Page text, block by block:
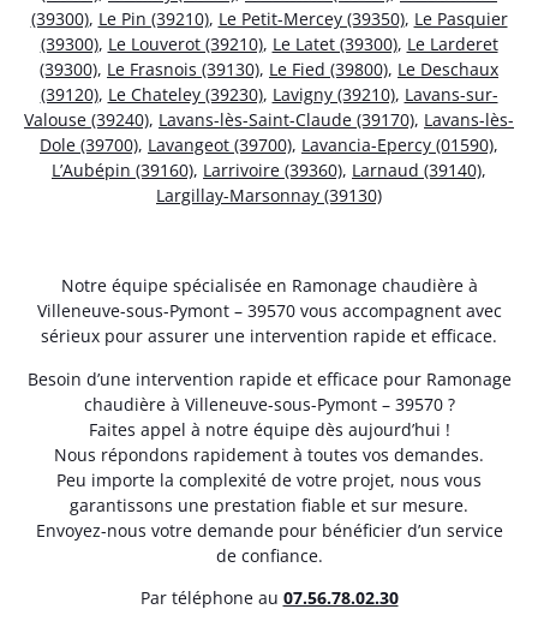
(39300), Le Pin (39210), Le Petit-Mercey (39350), Le Pasquier
(39300), Le Louverot (39210), Le Latet (39300), Le Larderet
(39300), Le Frasnois (39130), Le Fied (39800), Le Deschaux
(39120), Le Chateley (39230), Lavigny (39210), Lavans-sur-
Valouse (39240), Lavans-lès-Saint-Claude (39170), Lavans-lès-
Dole (39700), Lavangeot (39700), Lavancia-Epercy (01590),
L’Aubépin (39160), Larrivoire (39360), Larnaud (39140),
Largillay-Marsonnay (39130)
Notre équipe spécialisée en Ramonage chaudière à
Villeneuve-sous-Pymont – 39570 vous accompagnent avec
sérieux pour assurer une intervention rapide et efficace.
Besoin d’une intervention rapide et efficace pour Ramonage
chaudière à Villeneuve-sous-Pymont – 39570 ?
Faites appel à notre équipe dès aujourd’hui !
Nous répondons rapidement à toutes vos demandes.
Peu importe la complexité de votre projet, nous vous
garantissons une prestation fiable et sur mesure.
Envoyez-nous votre demande pour bénéficier d’un service
de confiance.
Par téléphone au 07.56.78.02.30